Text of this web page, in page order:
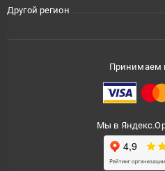
Другой регион
Принимаем
Мы в